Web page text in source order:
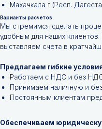
Махачкала г (Респ.
Варианты расчетов
Мы стремимся сделать
удобным для наших
выставляем счета в
Предлагаем гибкие
Работаем с НДС и без
Принимаем наличную и
Постоянным клиентам
Обеспечиваем
Не нашли
позиции?
Оставьте заявку и мы
инструменты и запчасти